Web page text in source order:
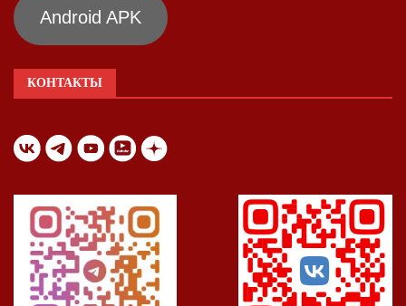
Android APK
КОНТАКТЫ